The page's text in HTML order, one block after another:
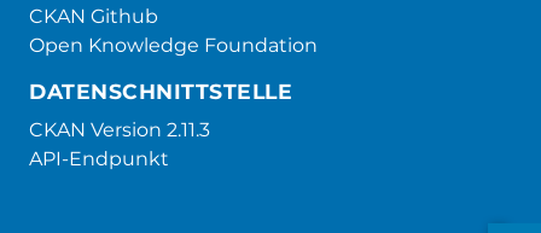
CKAN Github
Open Knowledge Foundation
DATENSCHNITTSTELLE
CKAN Version 2.11.3
API-Endpunkt